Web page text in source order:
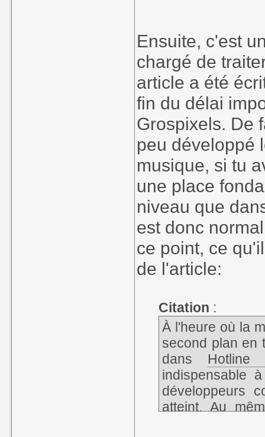
Ensuite, c'est
chargé de
article a été
fin du délai
Grospixels. De
peu développé
musique, si tu
une place
niveau que
est donc
ce point, ce
de l'article:
Citation :
À l'heure où la
second plan en
dans Hotline
indispensable
développeurs
atteint. Au